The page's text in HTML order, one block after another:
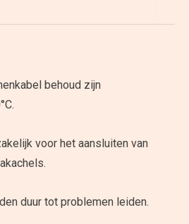
behoud zijn
voor het aansluiten van
duur tot problemen leiden.